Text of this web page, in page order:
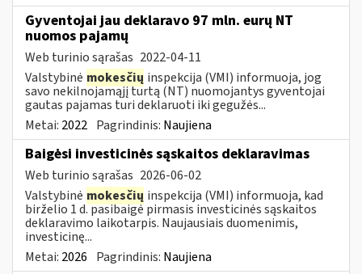
Gyventojai jau deklaravo 97 mln. eurų NT
nuomos pajamų
Web turinio sąrašas 2022-04-11
Valstybinė mokesčių inspekcija (VMI) informuoja, jog
savo nekilnojamąjį turtą (NT) nuomojantys gyventojai
gautas pajamas turi deklaruoti iki gegužės...
Metai: 2022 Pagrindinis: Naujiena
Baigėsi investicinės sąskaitos deklaravimas
Web turinio sąrašas 2026-06-02
Valstybinė mokesčių inspekcija (VMI) informuoja, kad
birželio 1 d. pasibaigė pirmasis investicinės sąskaitos
deklaravimo laikotarpis. Naujausiais duomenimis,
investicinę...
Metai: 2026 Pagrindinis: Naujiena